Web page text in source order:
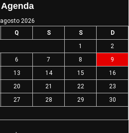
Agenda
agosto 2026
Q S S
D
1
2
6 7 8
9
13 14 15
16
20 21 22
23
27 28 29
30